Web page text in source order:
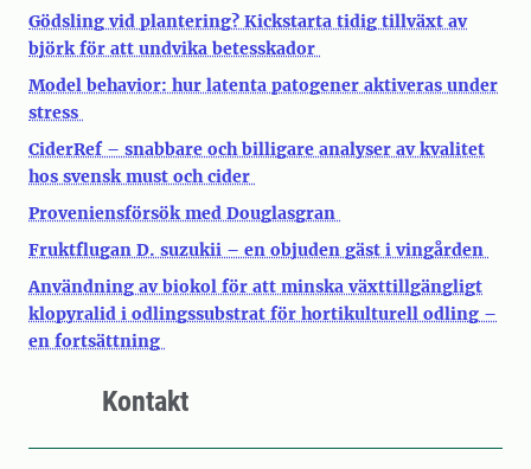
Gödsling vid plantering? Kickstarta tidig tillväxt av
björk för att undvika betesskador
Model behavior: hur latenta patogener aktiveras under
stress
CiderRef – snabbare och billigare analyser av kvalitet
hos svensk must och cider
Proveniensförsök med Douglasgran
Fruktflugan D. suzukii – en objuden gäst i vingården
Användning av biokol för att minska växttillgängligt
klopyralid i odlingssubstrat för hortikulturell odling –
en fortsättning
Kontakt